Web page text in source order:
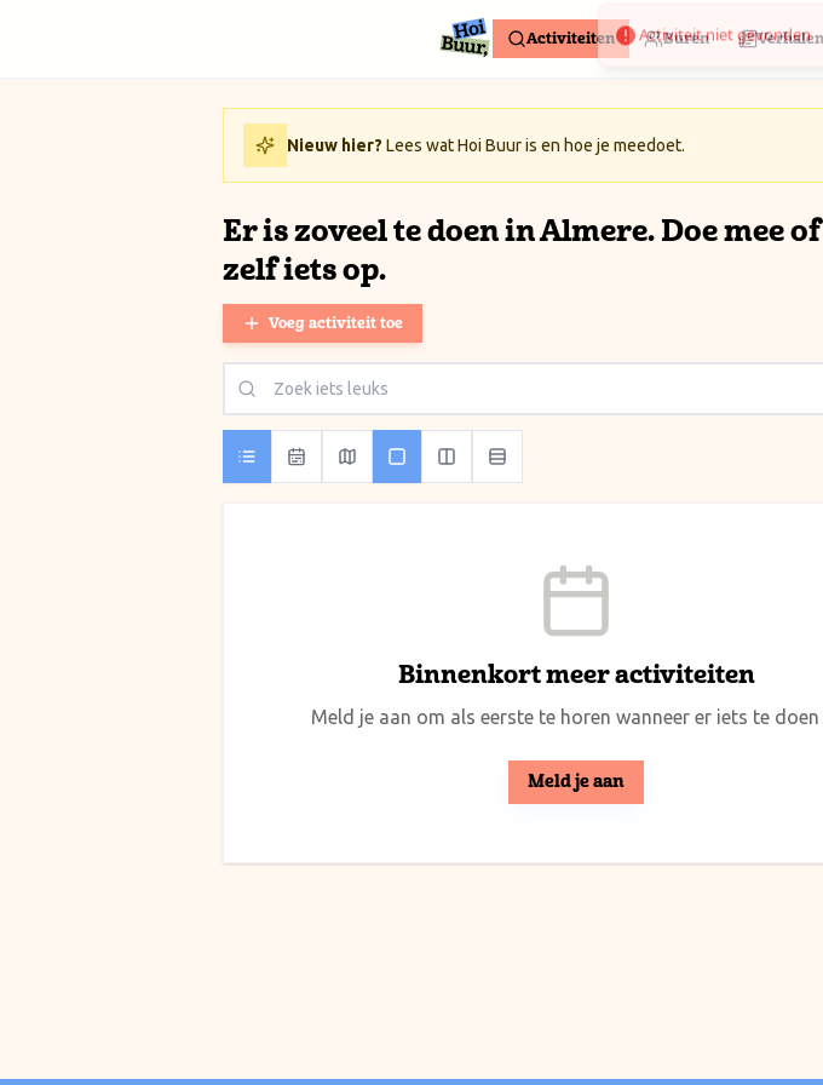
Activiteiten Buren Verhalen
Nieuw hier? Lees wat Hoi Buur is en hoe je meedoet.
Er is zoveel te doen in Almere. Doe mee
zelf iets op.
Voeg activiteit toe
Binnenkort meer activiteiten
Meld je aan om als eerste te horen wanneer er iets te doen
Meld je aan